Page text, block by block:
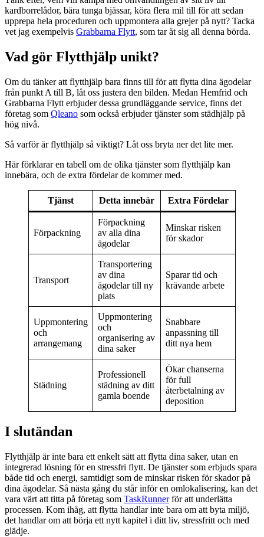
kardborrelådor, bära tunga bjässar, köra flera mil till för att sedan
upprepa hela proceduren och uppmontera alla grejer på nytt? Tacka
vet jag exempelvis Grabbarna Flytt, som tar åt sig all denna börda.
Vad gör Flytthjälp unikt?
Om du tänker att flytthjälp bara finns till för att flytta dina ägodelar
från punkt A till B, låt oss justera den bilden. Medan Hemfrid och
Grabbarna Flytt erbjuder dessa grundläggande service, finns det
företag som Qleano som också erbjuder tjänster som städhjälp på
hög nivå.
Så varför är flytthjälp så viktigt? Låt oss bryta ner det lite mer.
Här förklarar en tabell om de olika tjänster som flytthjälp kan
innebära, och de extra fördelar de kommer med.
Tjänst Detta innebär Extra Fördelar
Förpackning
Förpackning
av alla dina
ägodelar
Minskar risken
för skador
Transport
Transportering
av dina
ägodelar till ny
plats
Sparar tid och
krävande arbete
Uppmontering
och
arrangemang
Uppmontering
och
organisering av
dina saker
Snabbare
anpassning till
ditt nya hem
Städning
Professionell
städning av ditt
gamla boende
Ökar chanserna
för full
återbetalning av
deposition
I slutändan
Flytthjälp är inte bara ett enkelt sätt att flytta dina saker, utan en
integrerad lösning för en stressfri flytt. De tjänster som erbjuds spara
både tid och energi, samtidigt som de minskar risken för skador på
dina ägodelar. Så nästa gång du står inför en omlokalisering, kan det
vara värt att titta på företag som TaskRunnerför att underlätta
processen. Kom ihåg, att flytta handlar inte bara om att byta miljö,
det handlar om att börja ett nytt kapitel i ditt liv, stressfritt och med
glädje.